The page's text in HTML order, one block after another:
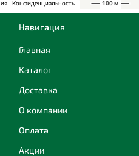
Навигация
Главная
Каталог
Доставка
О компании
Оплата
Акции